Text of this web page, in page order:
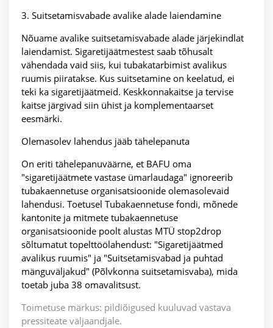
3. Suitsetamisvabade avalike alade laiendamine
Nõuame avalike suitsetamisvabade alade järjekindlat
laiendamist. Sigaretijäätmestest saab tõhusalt
vähendada vaid siis, kui tubakatarbimist avalikus
ruumis piiratakse. Kus suitsetamine on keelatud, ei
teki ka sigaretijäätmeid. Keskkonnakaitse ja tervise
kaitse järgivad siin ühist ja komplementaarset
eesmärki.
Olemasolev lahendus jääb tähelepanuta
On eriti tähelepanuväärne, et BAFU oma
"sigaretijäätmete vastase ümarlaudaga" ignoreerib
tubakaennetuse organisatsioonide olemasolevaid
lahendusi. Toetusel Tubakaennetuse fondi, mõnede
kantonite ja mitmete tubakaennetuse
organisatsioonide poolt alustas MTÜ stop2drop
sõltumatut topelttöölahendust: "Sigaretijäätmed
avalikus ruumis" ja "Suitsetamisvabad ja puhtad
mänguväljakud" (Põlvkonna suitsetamisvaba), mida
toetab juba 38 omavalitsust.
Toimetuse märkus: pildiõigused kuuluvad vastava
pressiteate väljaandjale.